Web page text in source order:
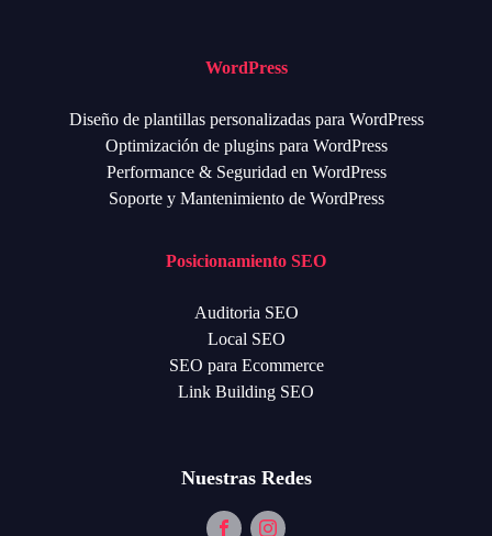
WordPress
Diseño de plantillas personalizadas para WordPress
Optimización de plugins para WordPress
Performance & Seguridad en WordPress
Soporte y Mantenimiento de WordPress
Posicionamiento SEO
Auditoria SEO
Local SEO
SEO para Ecommerce
Link Building SEO
Nuestras Redes